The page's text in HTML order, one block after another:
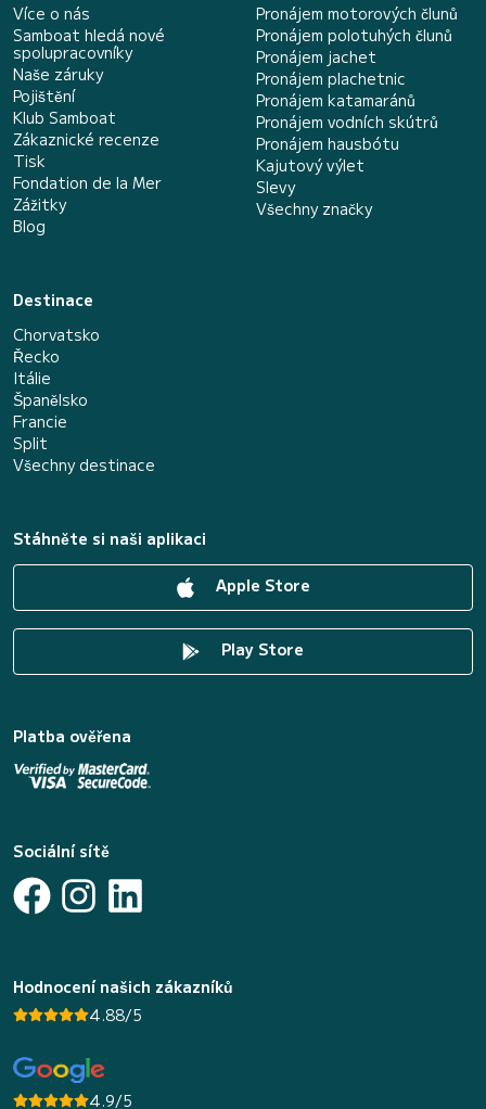
Více o nás
Samboat hledá nové
spolupracovníky
Naše záruky
Pojištění
Klub Samboat
Zákaznické recenze
Tisk
Fondation de la Mer
Zážitky
Blog
Pronájem motorových člunů
Pronájem polotuhých člunů
Pronájem jachet
Pronájem plachetnic
Pronájem katamaránů
Pronájem vodních skútrů
Pronájem hausbótu
Kajutový výlet
Slevy
Všechny značky
Destinace
Chorvatsko
Řecko
Itálie
Španělsko
Francie
Split
Všechny destinace
Stáhněte si naši aplikaci
Apple Store
Play Store
Platba ověřena
Sociální sítě
Hodnocení našich zákazníků
4.88/5
4.9/5